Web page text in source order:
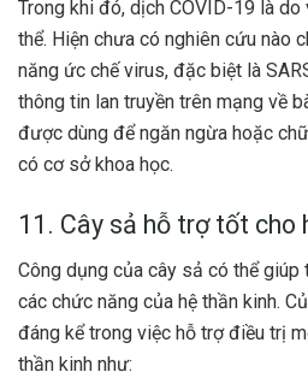
Trong khi đó, dịch COVID-19 là
thể. Hiện chưa có nghiên cứu nào
năng ức chế virus, đặc biệt là
thông tin lan truyền trên mạng về
được dùng để ngăn ngừa hoặc
có cơ sở khoa học.
11. Cây sả hỗ trợ tốt cho
Công dụng của cây sả có thể
các chức năng của hệ thần kinh.
đáng kể trong việc hỗ trợ điều trị
thần kinh như: